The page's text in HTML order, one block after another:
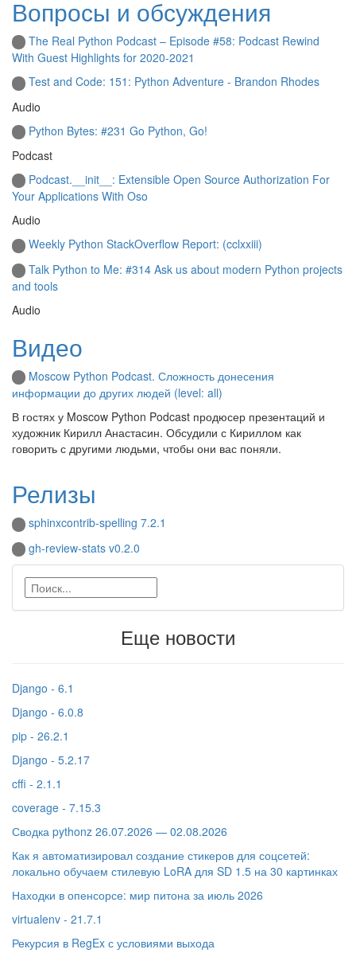
Вопросы и обсуждения
The Real Python Podcast – Episode #58: Podcast Rewind
With Guest Highlights for 2020-2021
Test and Code: 151: Python Adventure - Brandon Rhodes
Audio
Python Bytes: #231 Go Python, Go!
Podcast
Podcast.__init__: Extensible Open Source Authorization For
Your Applications With Oso
Audio
Weekly Python StackOverflow Report: (cclxxiii)
Talk Python to Me: #314 Ask us about modern Python projects
and tools
Audio
Видео
Moscow Python Podcast. Сложность донесения
информации до других людей (level: all)
В гостях у Moscow Python Podcast продюсер презентаций и
художник Кирилл Анастасин. Обсудили с Кириллом как
говорить с другими людьми, чтобы они вас поняли.
Релизы
sphinxcontrib-spelling 7.2.1
gh-review-stats v0.2.0
Еще новости
Django - 6.1
Django - 6.0.8
pip - 26.2.1
Django - 5.2.17
cffi - 2.1.1
coverage - 7.15.3
Сводка pythonz 26.07.2026 — 02.08.2026
Как я автоматизировал создание стикеров для соцсетей:
локально обучаем стилевую LoRA для SD 1.5 на 30 картинках
Находки в опенсорсе: мир питона за июль 2026
virtualenv - 21.7.1
Рекурсия в RegEx с условиями выхода